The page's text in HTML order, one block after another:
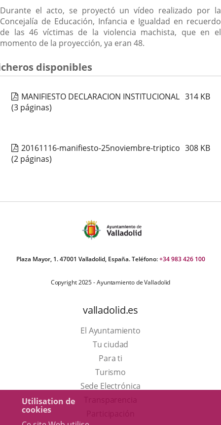
Utilisation de
cookies
Durante el acto, se proyectó un vídeo realizado por la
Concejalía de Educación, Infancia e Igualdad en recuerdo
de las 46 víctimas de la violencia machista, que en el
momento de la proyección, ya eran 48.
disponibles
MANIFIESTO DECLARACION INSTITUCIONAL 314 KB
(3 páginas)
20161116-manifiesto-25noviembre-triptico 308 KB
(2 páginas)
Plaza Mayor, 1. 47001 Valladolid, España. Teléfono:+34 983 426 100
Copyright 2025 - Ayuntamiento de Valladolid
valladolid.es
El Ayuntamiento
Tu ciudad
Para ti
TurismoEste
enlace
Sede Electrónica